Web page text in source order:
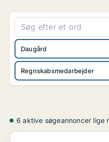
Regnskabsmedarbejder
Daugård
6 aktive søgeannoncer lige